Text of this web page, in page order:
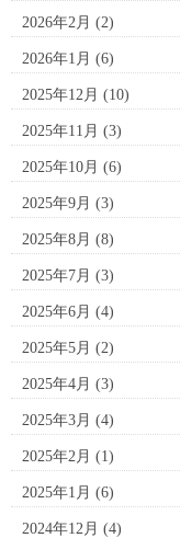
2026年2月 (2)
2026年1月 (6)
2025年12月 (10)
2025年11月 (3)
2025年10月 (6)
2025年9月 (3)
2025年8月 (8)
2025年7月 (3)
2025年6月 (4)
2025年5月 (2)
2025年4月 (3)
2025年3月 (4)
2025年2月 (1)
2025年1月 (6)
2024年12月 (4)